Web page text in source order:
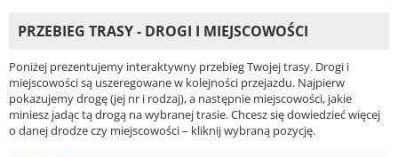
PRZEBIEG TRASY - DROGI I MIEJSCOWOŚCI
Poniżej prezentujemy interaktywny przebieg Twojej trasy. Drogi i
miejscowości są uszeregowane w kolejności przejazdu. Najpierw
pokazujemy drogę (jej nr i rodzaj), a następnie miejscowości, jakie
miniesz jadąc tą drogą na wybranej trasie. Chcesz się dowiedzieć więcej
o danej drodze czy miejscowości – kliknij wybraną pozycję.